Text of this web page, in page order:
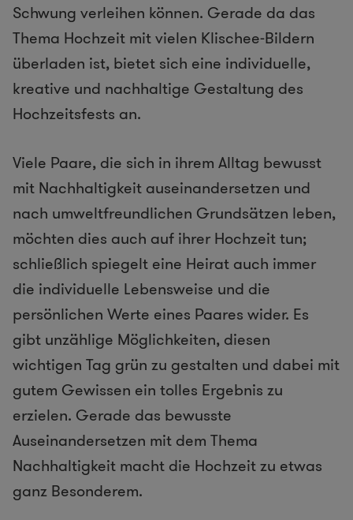
Schwung verleihen können. Gerade da das
Thema Hochzeit mit vielen Klischee-Bildern
überladen ist, bietet sich eine individuelle,
kreative und nachhaltige Gestaltung des
Hochzeitsfests an.
Viele Paare, die sich in ihrem Alltag bewusst
mit Nachhaltigkeit auseinandersetzen und
nach umweltfreundlichen Grundsätzen leben,
möchten dies auch auf ihrer Hochzeit tun;
schließlich spiegelt eine Heirat auch immer
die individuelle Lebensweise und die
persönlichen Werte eines Paares wider. Es
gibt unzählige Möglichkeiten, diesen
wichtigen Tag grün zu gestalten und dabei mit
gutem Gewissen ein tolles Ergebnis zu
erzielen. Gerade das bewusste
Auseinandersetzen mit dem Thema
Nachhaltigkeit macht die Hochzeit zu etwas
ganz Besonderem.